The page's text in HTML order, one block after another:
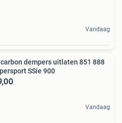
Vandaag
dempers uitlaten 851 888
SSie 900
Vandaag